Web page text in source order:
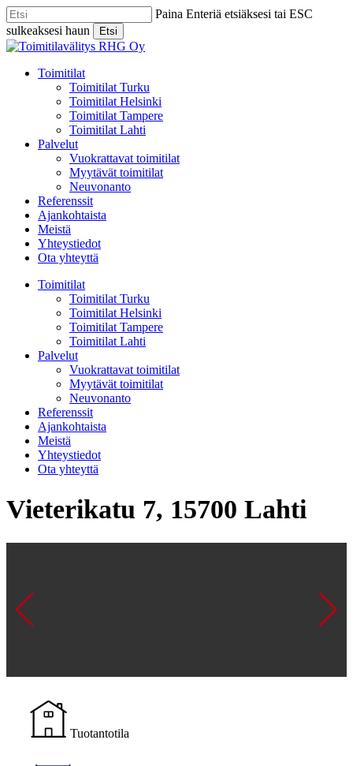
Skip
to
main
content
Paina Enteriä etsiäksesi tai ESC
sulkeaksesi haun
Etsi
Close
Menu
Toimitilat
Toimitilat Turku
Toimitilat Helsinki
Toimitilat Tampere
Toimitilat Lahti
Palvelut
Vuokrattavat toimitilat
Myytävät toimitilat
Neuvonanto
Referenssit
Ajankohtaista
Meistä
Yhteystiedot
Ota yhteyttä
Toimitilat
Toimitilat Turku
Toimitilat Helsinki
Toimitilat Tampere
Toimitilat Lahti
Palvelut
Vuokrattavat toimitilat
Myytävät toimitilat
Neuvonanto
Referenssit
Ajankohtaista
Meistä
Yhteystiedot
Ota yhteyttä
Vieterikatu 7, 15700 Lahti
Tuotantotila